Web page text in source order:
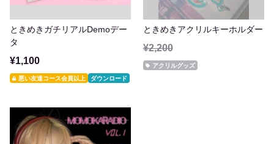
ときめきガチリアルDemoデー
タ
¥1,100
悪い友達コース会員以上 ダウンロード
ときめきアクリルキーホルダー
¥2,200
アクリルグッズ